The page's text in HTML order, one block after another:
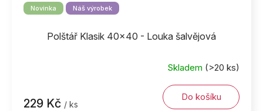
Novinka Náš výrobek
Polštář Klasik 40x40 - Louka šalvějová
Skladem (>20 ks)
229 Kč / ks
Do košíku